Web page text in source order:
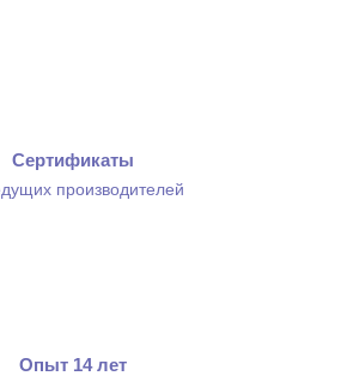
Сертификаты
производителей
Опыт 14 лет